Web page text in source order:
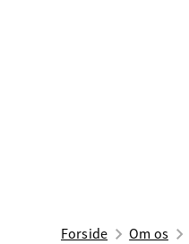
Forside Om os